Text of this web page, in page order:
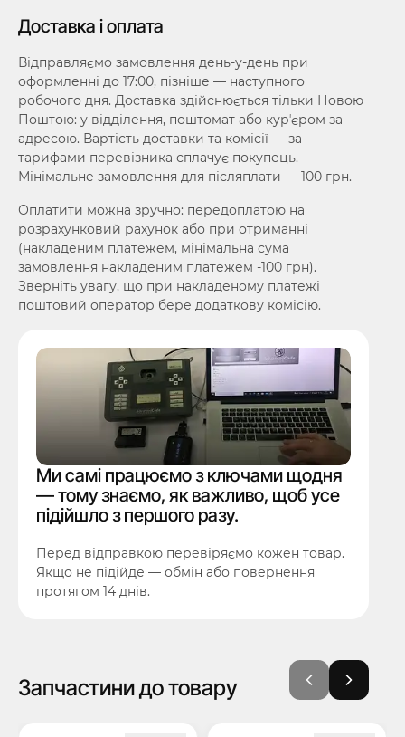
Доставка і оплата
Відправляємо замовлення день-у-день при
оформленні до 17:00, пізніше — наступного
робочого дня. Доставка здійснюється тільки Новою
Поштою: у відділення, поштомат або курʼєром за
адресою. Вартість доставки та комісії — за
тарифами перевізника сплачує покупець.
Мінімальне замовлення для післяплати — 100 грн.
Оплатити можна зручно: передоплатою на
розрахунковий рахунок або при отриманні
(накладеним платежем, мінімальна сума
замовлення накладеним платежем -100 грн).
Зверніть увагу, що при накладеному платежі
поштовий оператор бере додаткову комісію.
Ми самі працюємо з ключами щодня
— тому знаємо, як важливо, щоб усе
підійшло з першого разу.
Перед відправкою перевіряємо кожен товар.
Якщо не підійде — обмін або повернення
протягом 14 днів.
Запчастини до товару